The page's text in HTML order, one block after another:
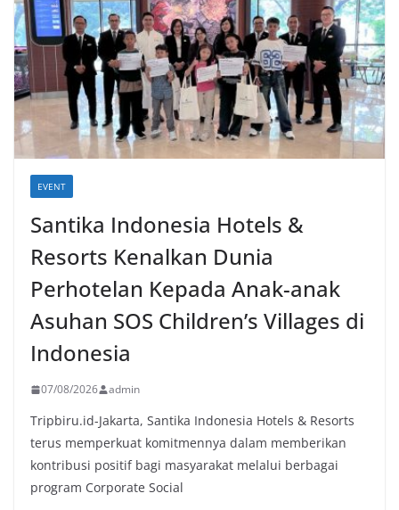
EVENT
Santika Indonesia Hotels &
Resorts Kenalkan Dunia
Perhotelan Kepada Anak-anak
Asuhan SOS Children’s Villages di
Indonesia
07/08/2026 admin
Tripbiru.id-Jakarta, Santika Indonesia Hotels & Resorts
terus memperkuat komitmennya dalam memberikan
kontribusi positif bagi masyarakat melalui berbagai
program Corporate Social